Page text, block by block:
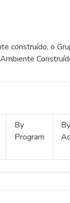
construído, o
By
Program
By